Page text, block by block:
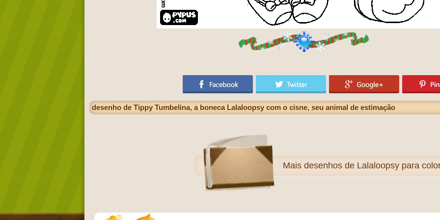
desenho de Tippy Tumbelina, a boneca Lalaloopsy com o cisne, seu animal de estimação
Mais desenhos de Lalaloopsy para